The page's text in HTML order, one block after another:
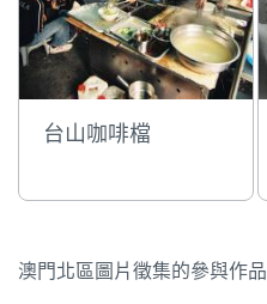
台山咖啡檔
澳門北區圖片徵集的參與作品